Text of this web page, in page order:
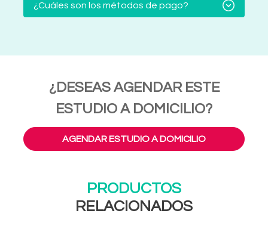
¿Cuáles son los métodos de pago?
¿DESEAS AGENDAR ESTE
ESTUDIO A DOMICILIO?
AGENDAR ESTUDIO A DOMICILIO
PRODUCTOS
RELACIONADOS